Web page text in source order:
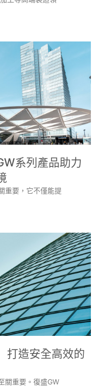
系列產品助力
重要，它不僅能提
打造安全高效的
關重要。復盛GW